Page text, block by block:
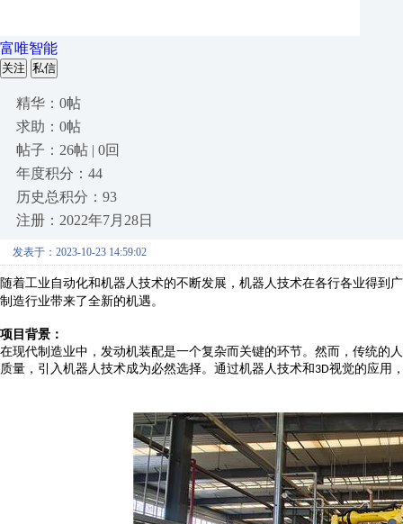
富唯智能
关注 私信
精华：0帖
求助：0帖
帖子：26帖 | 0回
年度积分：44
历史总积分：93
注册：2022年7月28日
发表于：2023-10-23 14:59:02
随着工业自动化和机器人技术的不断发展，机器人技术在各行各业得到
制造行业带来了全新的机遇。
项目背景：
在现代制造业中，发动机装配是一个复杂而关键的环节。然而，传统的
质量，引入机器人技术成为必然选择。 通过机器人技术和 3D视觉的应用